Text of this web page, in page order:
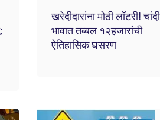
खरेदीदारांना मोठी लॉटरी!
भावात तब्बल १२हजारांची
ऐतिहासिक घसरण